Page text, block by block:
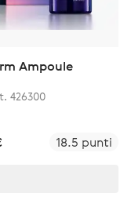
Ampoule
426300
18.5 punti